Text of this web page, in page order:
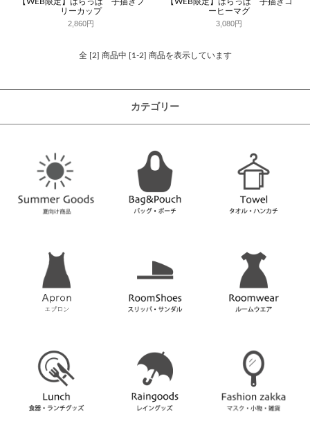
リーカップ
2,860円
ーヒーマグ
3,080円
全 [2] 商品中 [1-2] 商品を表示しています
カテゴリー